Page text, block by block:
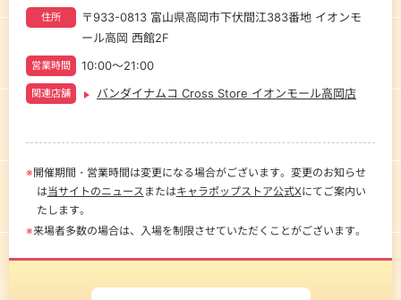
住所
〒933-0813 富山県高岡市下伏間江383番地 イオンモ
ール高岡 西館2F
営業時間 10:00～21:00
関連店舗 バンダイナムコ Cross Store イオンモール高岡店
※開催期間・営業時間は変更になる場合がございます。変更のお知らせ
は当サイトのニュース またはキャラポップストア公式Xにてご案内い
たします。
※来場者多数の場合は、入場を制限させていただくことがございます。